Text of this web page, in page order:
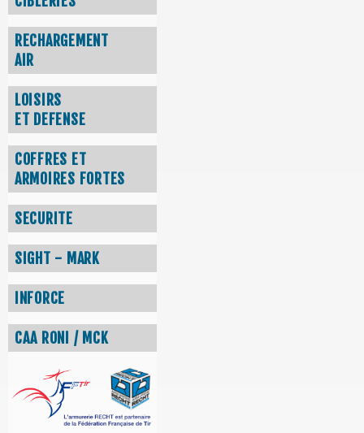
RECHARGEMENT
AIR
LOISIRS
ET DEFENSE
COFFRES ET
ARMOIRES FORTES
SECURITE
SIGHT - MARK
INFORCE
CAA RONI / MCK